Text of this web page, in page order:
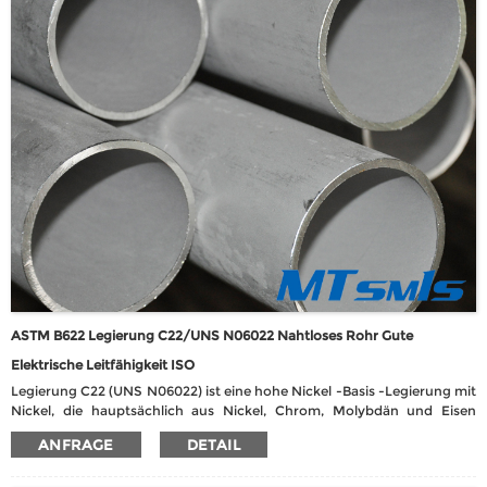
Lebensmittel und chemische Prozesse eignet. Das Material hat eine
gute Duktilität, Schweißbarkeit und Wärmefestigkeit und ist für die
Verwendung bei niedrigen bis mittleren Temperaturen geeignet.
ASTM B622 Legierung C22/UNS N06022 Nahtloses Rohr Gute
Elektrische Leitfähigkeit ISO
Legierung C22 (UNS N06022) ist eine hohe Nickel -Basis -Legierung mit
Nickel, die hauptsächlich aus Nickel, Chrom, Molybdän und Eisen
besteht, das dem ASTM B622 Nahtlosen Rohrstandard entspricht. Sein
herausragendes Merkmal ist die hervorragende
ANFRAGE DETAIL